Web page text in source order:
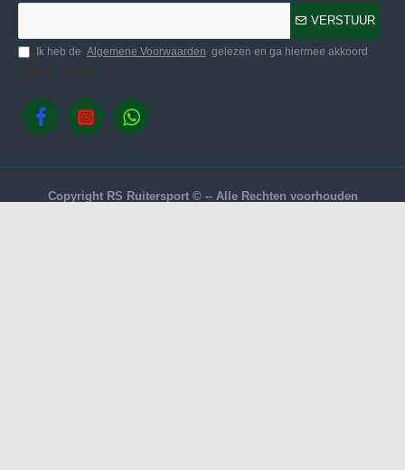
VERSTUUR
Ik heb de Algemene Voorwaarden gelezen en ga hiermee akkoord
Copyright RS Ruitersport © -- Alle Rechten voorhouden